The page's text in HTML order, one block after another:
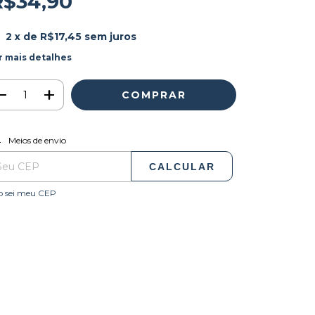
2 x de R$17,45 sem juros
mais detalhes
para o CEP:
Meios de envio
CALCULAR
sei meu CEP